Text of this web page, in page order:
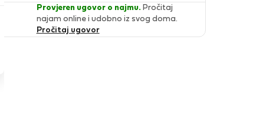
Provjeren ugovor o najmu. Pročitaj
najam online i udobno iz svog doma.
Pročitaj ugovor